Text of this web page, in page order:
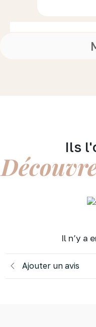
Ils
Il n’y a
Ajouter un avis